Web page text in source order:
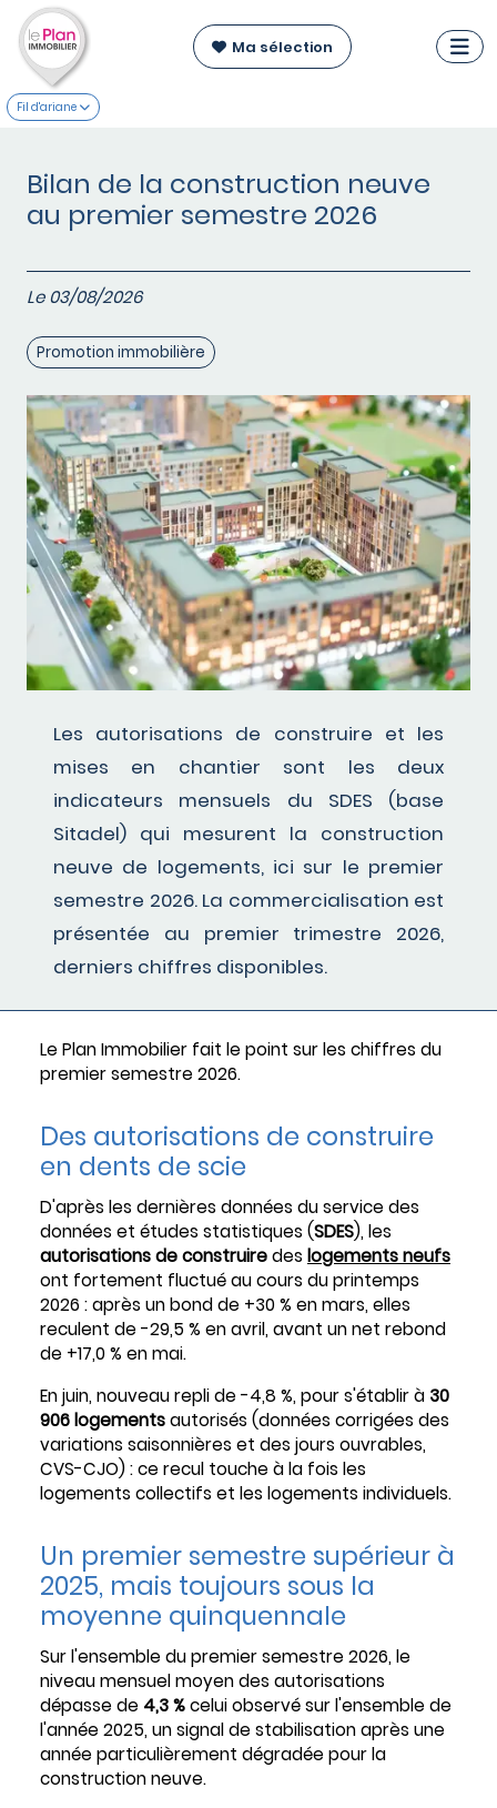
Ma sélection
Fil d'ariane
Bilan de la construction neuve
au premier semestre 2026
Le 03/08/2026
Promotion immobilière
Les autorisations de construire et les
mises en chantier sont les deux
indicateurs mensuels du SDES (base
Sitadel) qui mesurent la construction
neuve de logements, ici sur le premier
semestre 2026. La commercialisation est
présentée au premier trimestre 2026,
derniers chiffres disponibles.
Le Plan Immobilier fait le point sur les chiffres du
premier semestre 2026.
Des autorisations de construire
en dents de scie
D'après les dernières données du service des
données et études statistiques (SDES), les
autorisations de construiredes logements neufs
ont fortement fluctué au cours du printemps
2026 : après un bond de +30 % en mars, elles
reculent de -29,5 % en avril, avant un net rebond
de +17,0 % en mai.
En juin, nouveau repli de -4,8 %, pour s'établir à 30
906 logementsautorisés (données corrigées des
variations saisonnières et des jours ouvrables,
CVS-CJO) : ce recul touche à la fois les
logements collectifs et les logements individuels.
Un premier semestre supérieur à
2025, mais toujours sous la
moyenne quinquennale
Sur l'ensemble du premier semestre 2026, le
niveau mensuel moyen des autorisations
dépasse de 4,3 %celui observé sur l'ensemble de
l'année 2025, un signal de stabilisation après une
année particulièrement dégradée pour la
construction neuve.